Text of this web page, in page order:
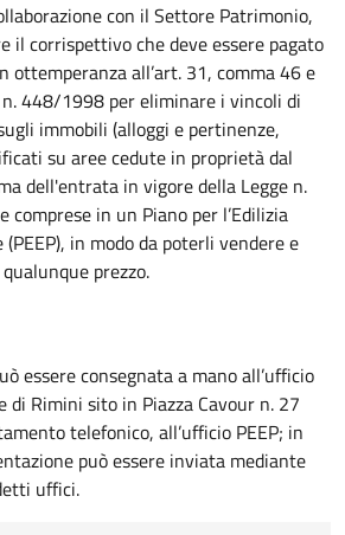
con il Settore Patrimonio,
il corrispettivo che deve essere pagato
ottemperanza all’art. 31, comma 46 e
448/1998 per eliminare i vincoli di
immobili (alloggi e pertinenze,
su aree cedute in proprietà dal
dell'entrata in vigore della Legge n.
in un Piano per l’Edilizia
(PEEP), in modo da poterli vendere e
prezzo.
essere consegnata a mano all’ufficio
di Rimini sito in Piazza Cavour n. 27
telefonico, all’ufficio PEEP; in
può essere inviata mediante
uffici.